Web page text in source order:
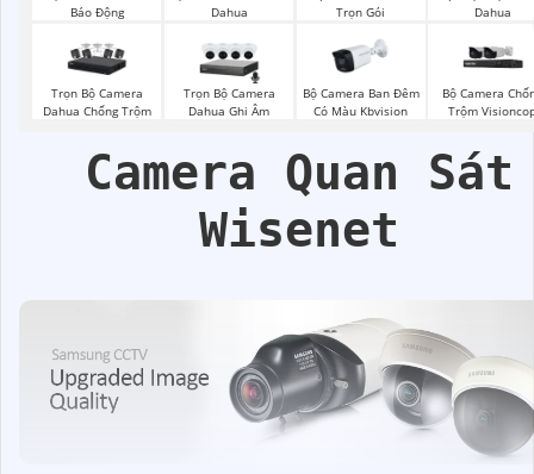
Báo Động
Dahua
Trọn Gói
Dahua
Trọn Bộ Camera
Dahua Chống Trộm
Trọn Bộ Camera
Dahua Ghi Âm
Bộ Camera Ban Đêm
Có Màu Kbvision
Bộ Camera
Trộm
Camera Quan Sát
Wisenet